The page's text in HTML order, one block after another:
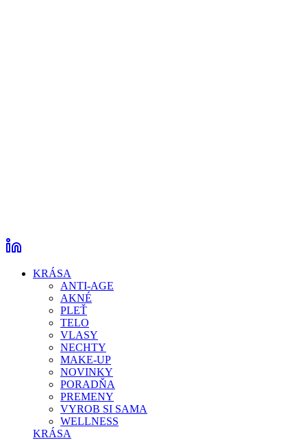
KRÁSA
ANTI-AGE
AKNÉ
PLEŤ
TELO
VLASY
NECHTY
MAKE-UP
NOVINKY
PORADŇA
PREMENY
VYROB SI SAMA
WELLNESS
KRÁSA